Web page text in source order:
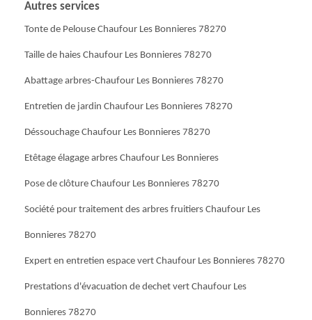
Autres services
Tonte de Pelouse Chaufour Les Bonnieres 78270
Taille de haies Chaufour Les Bonnieres 78270
Abattage arbres-Chaufour Les Bonnieres 78270
Entretien de jardin Chaufour Les Bonnieres 78270
Déssouchage Chaufour Les Bonnieres 78270
Etêtage élagage arbres Chaufour Les Bonnieres
Pose de clôture Chaufour Les Bonnieres 78270
Société pour traitement des arbres fruitiers Chaufour Les
Bonnieres 78270
Expert en entretien espace vert Chaufour Les Bonnieres 78270
Prestations d'évacuation de dechet vert Chaufour Les
Bonnieres 78270